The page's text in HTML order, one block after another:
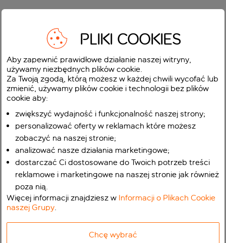
PLIKI COOKIES
Aby zapewnić prawidłowe działanie naszej witryny,
używamy niezbędnych plików cookie.
Za Twoją zgodą, którą możesz w każdej chwili wycofać lub
zmienić, używamy plików cookie i technologii bez plików
cookie aby:
zwiększyć wydajność i funkcjonalność naszej strony;
personalizować oferty w reklamach które możesz
zobaczyć na naszej stronie;
analizować nasze działania marketingowe;
dostarczać Ci dostosowane do Twoich potrzeb treści
reklamowe i marketingowe na naszej stronie jak również
poza nią.
Więcej informacji znajdziesz w Informacji o Plikach Cookie
naszej Grupy.
Chcę wybrać